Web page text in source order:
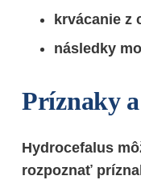
krvácanie z
následky
Príznaky
Hydrocefalus
rozpoznať